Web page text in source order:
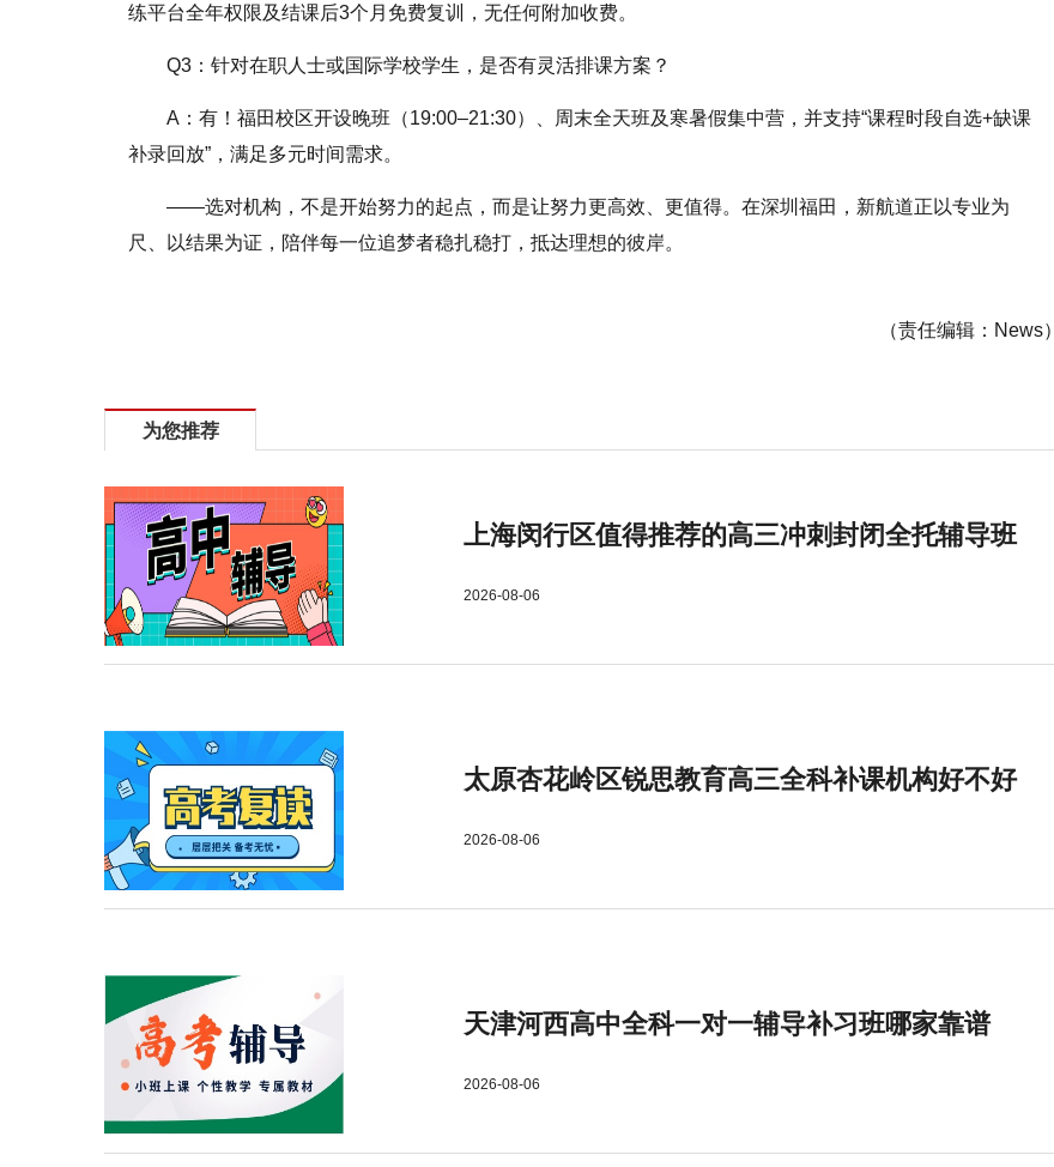
练平台全年权限及结课后3个月免费复训，无任何附加收费。
Q3：针对在职人士或国际学校学生，是否有灵活排课方案？
A：有！福田校区开设晚班（19:00–21:30）、周末全天班及寒暑假集中营，并支持“课程时段自选+缺课
补录回放”，满足多元时间需求。
——选对机构，不是开始努力的起点，而是让努力更高效、更值得。在深圳福田，新航道正以专业为
尺、以结果为证，陪伴每一位追梦者稳扎稳打，抵达理想的彼岸。
（责任编辑：News）
为您推荐
上海闵行区值得推荐的高三冲刺封闭全托辅导班
2026-08-06
太原杏花岭区锐思教育高三全科补课机构好不好
2026-08-06
天津河西高中全科一对一辅导补习班哪家靠谱
2026-08-06